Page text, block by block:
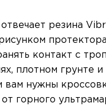
резина
контакт с
плотном грунте
вам нужны
горного